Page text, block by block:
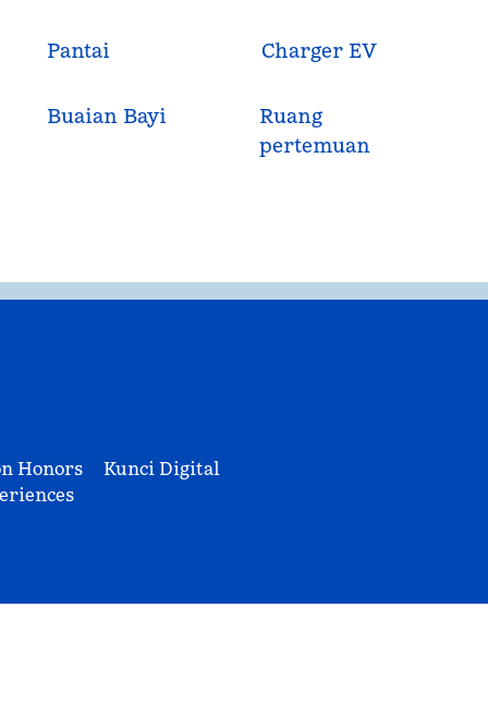
Pantai Charger EV
Buaian Bayi
Ruang
pertemuan
Honors
Kunci Digital